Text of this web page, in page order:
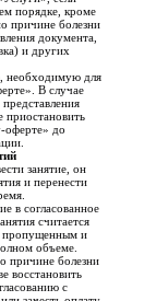
порядке, кроме
причине болезни
документа,
и других
необходимую для
В случае
приостановить
оферте» до
занятие, он
и перенести
в согласованное
считается
пропущенным и
объеме.
причине болезни
восстановить
с